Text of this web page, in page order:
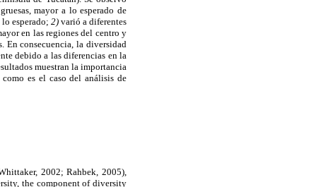
mayor a lo esperado de
esperado; 2)varió a diferentes
en las regiones del centro y
En consecuencia, la diversidad
debido a las diferencias en la
muestran la importancia
es el caso del análisis de
2002; Rahbek, 2005),
the component of diversity